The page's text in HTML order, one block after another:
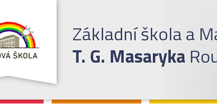
Základní škola a
T. G. Masaryka